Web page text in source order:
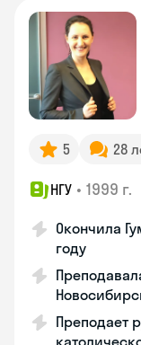
5 28
НГУ • 1999 г.
Окончила
году
Преподает